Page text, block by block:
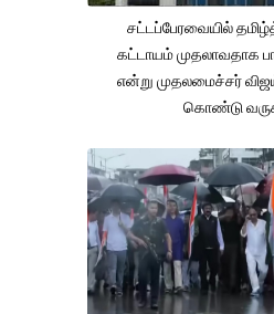
சட்டப்பேரவையில்
கட்டாயம் முதலாவதாக
என்று முதலமைச்சர்
கொண்டு